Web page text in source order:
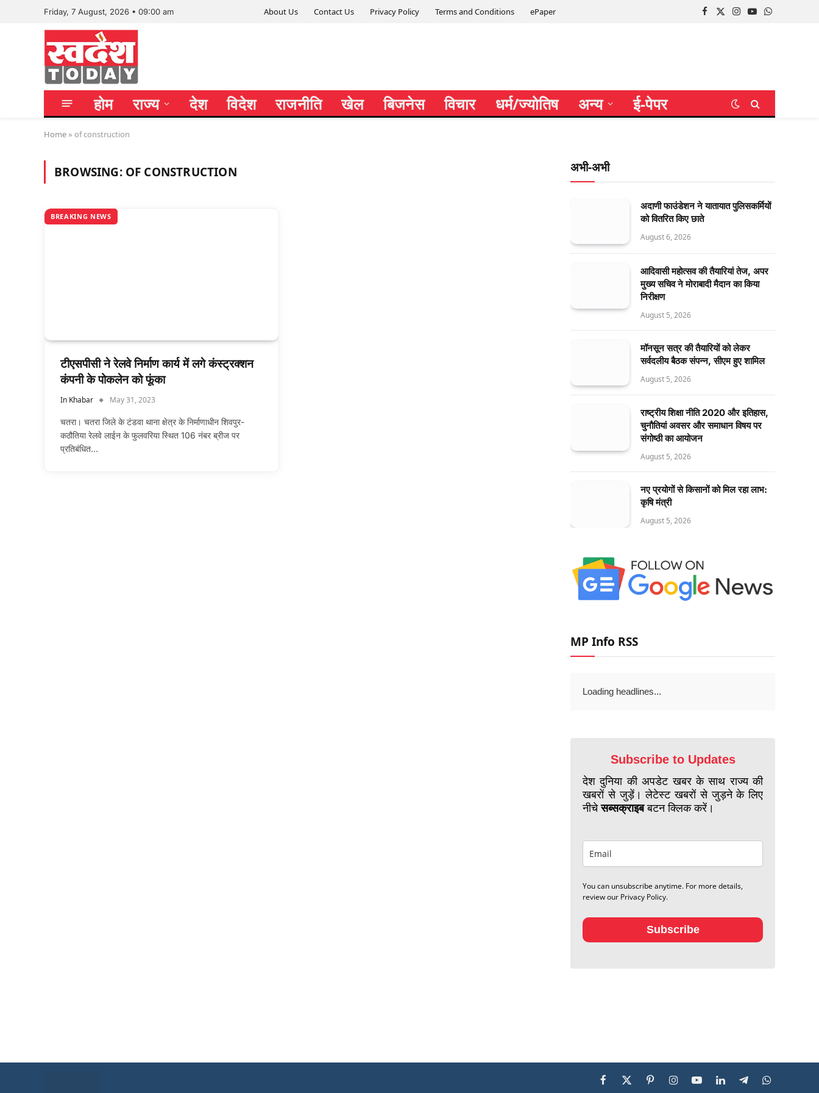
Friday, 7 August, 2026 • 09:00 am About Us Contact Us Privacy Policy Terms and Conditions ePaper
Facebook
X
Instagram
YouTubeWhatsApp
होम राज्य देश विदेश राजनीति खेल बिजनेस विचार धर्म/ज्योतिष अन्य ई-पेपर
Home » of construction
BROWSING: OF CONSTRUCTION
BREAKING NEWS
टीएसपीसी ने रेलवे निर्माण कार्य में लगे कंस्ट्रक्शन
कंपनी के पोकलेन को फूंका
In Khabar May 31, 2023
चतरा। चतरा जिले के टंडवा थाना क्षेत्र के निर्माणाधीन शिवपुर-
कठौतिया रेलवे लाईन के फुलवरिया स्थित 106 नंबर ब्रीज पर
प्रतिबंधित…
अभी-अभी
अदाणी फाउंडेशन ने यातायात पुलिसकर्मियों
को वितरित किए छाते
August 6, 2026
आदिवासी महोत्सव की तैयारियां तेज, अपर
मुख्य सचिव ने मोराबादी मैदान का किया
निरीक्षण
August 5, 2026
मॉनसून सत्र की तैयारियों को लेकर
सर्वदलीय बैठक संपन्न, सीएम हुए शामिल
August 5, 2026
राष्ट्रीय शिक्षा नीति 2020 और इतिहास,
चुनौतियां अवसर और समाधान विषय पर
संगोष्ठी का आयोजन
August 5, 2026
नए प्रयोगों से किसानों को मिल रहा लाभ:
कृषि मंत्री
August 5, 2026
MP Info RSS
Loading headlines...
Subscribe to Updates
देश दुनिया की अपडेट खबर के साथ राज्य की
खबरों से जुड़ें। लेटेस्ट खबरों से जुड़ने के लिए
नीचेसब्सक्राइबबटन क्लिक करें।
You can unsubscribe anytime. For more details,
review our Privacy Policy.
Subscribe
Facebook
X PinterestInstagramYouTubeLinkedInTelegramWhatsApp